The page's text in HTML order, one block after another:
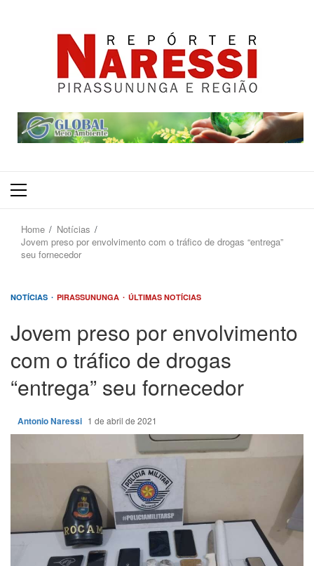
Primary
Home
Notícias
Jovem preso por envolvimento com o tráfico de drogas “entrega”
seu fornecedor
NOTÍCIAS PIRASSUNUNGA ÚLTIMAS NOTÍCIAS
Jovem preso por envolvimento
com o tráfico de drogas
“entrega” seu fornecedor
Antonio Naressi 1 de abril de 2021